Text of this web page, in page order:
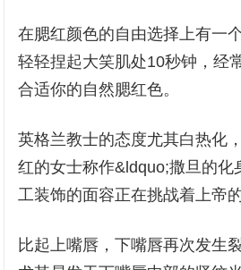
在腮红颜色的自由选择上有一
轻轻捏起大笑肌处10秒钟，经
合适你的自然腮红色。
英格兰教士的态度尤其白热化
红的女士称作&ldquo;撒旦的化
工装饰的面容正在挑战着上帝的
比起上嘴唇，下嘴唇再次发生